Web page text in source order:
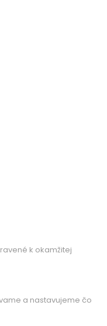
k okamžitej
a nastavujeme čo